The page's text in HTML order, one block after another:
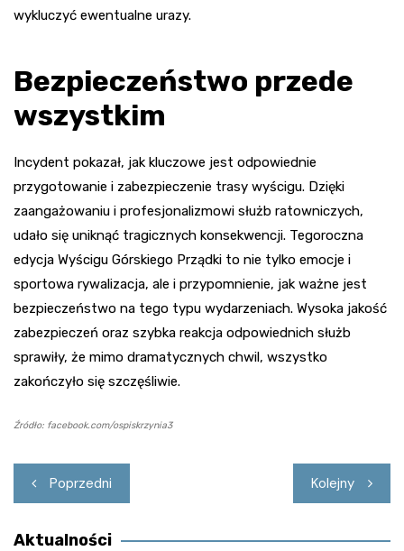
wykluczyć ewentualne urazy.
Bezpieczeństwo przede
wszystkim
Incydent pokazał, jak kluczowe jest odpowiednie
przygotowanie i zabezpieczenie trasy wyścigu. Dzięki
zaangażowaniu i profesjonalizmowi służb ratowniczych,
udało się uniknąć tragicznych konsekwencji. Tegoroczna
edycja Wyścigu Górskiego Prządki to nie tylko emocje i
sportowa rywalizacja, ale i przypomnienie, jak ważne jest
bezpieczeństwo na tego typu wydarzeniach. Wysoka jakość
zabezpieczeń oraz szybka reakcja odpowiednich służb
sprawiły, że mimo dramatycznych chwil, wszystko
zakończyło się szczęśliwie.
Źródło: facebook.com/ospiskrzynia3
Nawigacja
wpisu
Poprzedni Kolejny
Aktualności